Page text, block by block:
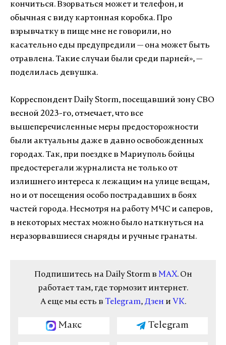
кончиться. Взорваться может и телефон, и
обычная с виду картонная коробка. Про
взрывчатку в пище мне не говорили, но
касательно еды предупредили — она может быть
отравлена. Такие случаи были среди парней», —
поделилась девушка.
Корреспондент Daily Storm, посещавший зону СВО
весной 2023-го, отмечает, что все
вышеперечисленные меры предосторожности
были актуальны даже в давно освобожденных
городах. Так, при поездке в Мариуполь бойцы
предостерегали журналиста не только от
излишнего интереса к лежащим на улице вещам,
но и от посещения особо пострадавших в боях
частей города. Несмотря на работу МЧС и саперов,
в некоторых местах можно было наткнуться на
неразорвавшиеся снаряды и ручные гранаты.
Подпишитесь на Daily Storm в MAX. Он
работает там, где тормозит интернет.
А еще мы есть в Telegram, Дзен и VK.
Макс Telegram